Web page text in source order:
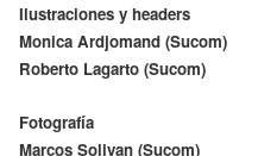
Ilustraciones y headers
Monica Ardjomand (Sucom)
Roberto Lagarto (Sucom)
Fotografía
Marcos Solivan (Sucom)